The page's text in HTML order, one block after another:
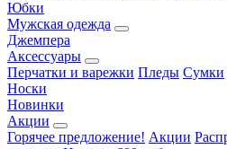
Юбки
Мужская одежда
Джемпера
Аксессуары
Перчатки и варежки Пледы Сумки
Носки
Новинки
Акции
Горячее предложение! Акции